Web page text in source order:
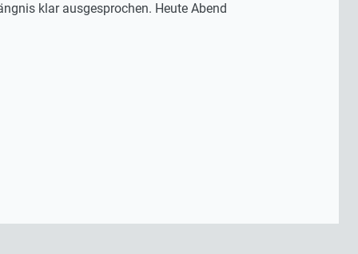
klar ausgesprochen. Heute Abend